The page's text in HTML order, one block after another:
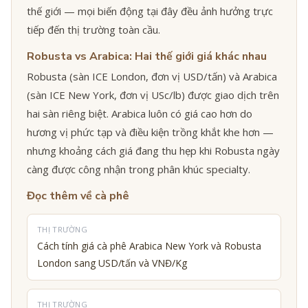
thế giới — mọi biến động tại đây đều ảnh hưởng trực
tiếp đến thị trường toàn cầu.
Robusta vs Arabica: Hai thế giới giá khác nhau
Robusta (sàn ICE London, đơn vị USD/tấn) và Arabica
(sàn ICE New York, đơn vị USc/lb) được giao dịch trên
hai sàn riêng biệt. Arabica luôn có giá cao hơn do
hương vị phức tạp và điều kiện trồng khắt khe hơn —
nhưng khoảng cách giá đang thu hẹp khi Robusta ngày
càng được công nhận trong phân khúc specialty.
Đọc thêm về cà phê
THỊ TRƯỜNG
Cách tính giá cà phê Arabica New York và Robusta
London sang USD/tấn và VNĐ/Kg
THỊ TRƯỜNG